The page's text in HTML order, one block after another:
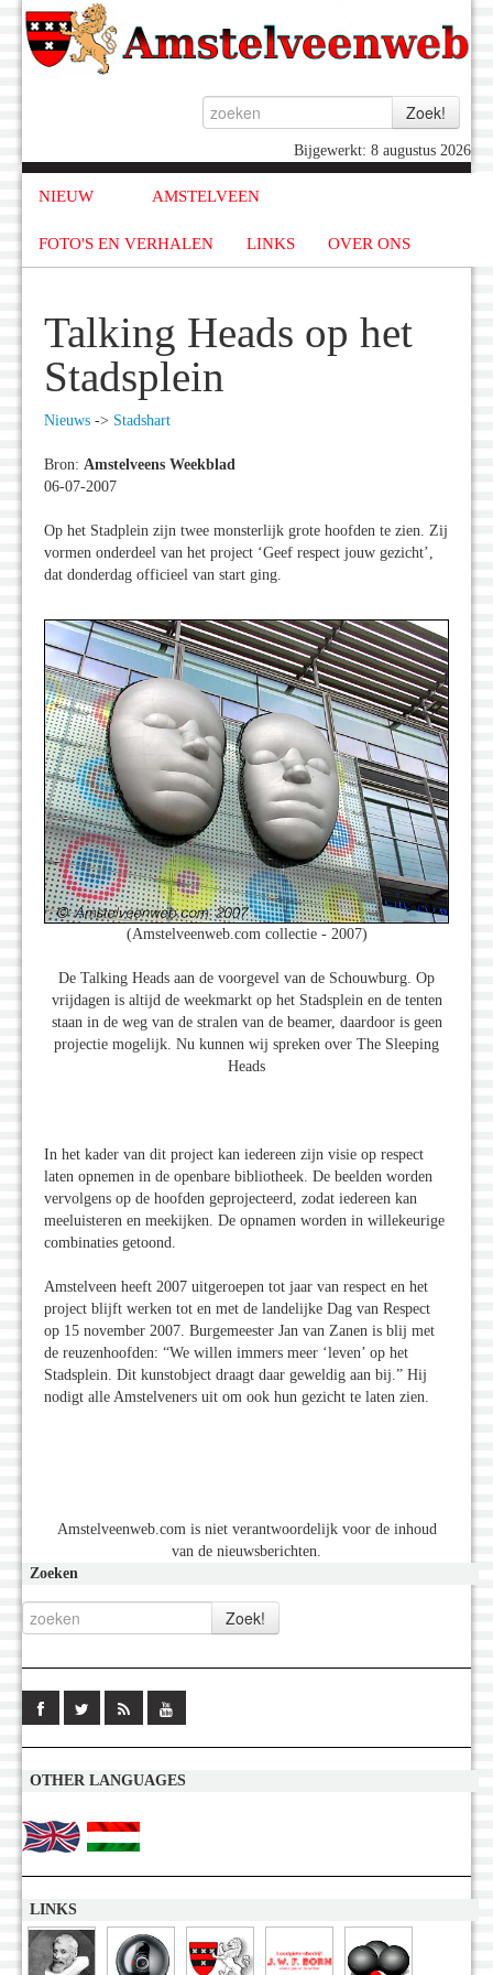
Bijgewerkt: 8 augustus 2026
NIEUW AMSTELVEEN
FOTO'S EN VERHALEN LINKS OVER ONS
Talking Heads op het
Stadsplein
Nieuws -> Stadshart
Bron: Amstelveens Weekblad
06-07-2007
Op het Stadplein zijn twee monsterlijk grote hoofden te zien. Zij
vormen onderdeel van het project ‘Geef respect jouw gezicht’,
dat donderdag officieel van start ging.
(Amstelveenweb.com collectie - 2007)
De Talking Heads aan de voorgevel van de Schouwburg. Op
vrijdagen is altijd de weekmarkt op het Stadsplein en de tenten
staan in de weg van de stralen van de beamer, daardoor is geen
projectie mogelijk. Nu kunnen wij spreken over The Sleeping
Heads
In het kader van dit project kan iedereen zijn visie op respect
laten opnemen in de openbare bibliotheek. De beelden worden
vervolgens op de hoofden geprojecteerd, zodat iedereen kan
meeluisteren en meekijken. De opnamen worden in willekeurige
combinaties getoond.
Amstelveen heeft 2007 uitgeroepen tot jaar van respect en het
project blijft werken tot en met de landelijke Dag van Respect
op 15 november 2007. Burgemeester Jan van Zanen is blij met
de reuzenhoofden: “We willen immers meer ‘leven’ op het
Stadsplein. Dit kunstobject draagt daar geweldig aan bij.” Hij
nodigt alle Amstelveners uit om ook hun gezicht te laten zien.
Amstelveenweb.com is niet verantwoordelijk voor de inhoud
van de nieuwsberichten.
Zoeken
OTHER LANGUAGES
LINKS